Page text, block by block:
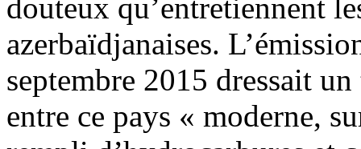
douteux qu’entretiennent
azerbaïdjanaises.
septembre 2015 dressait
entre ce pays « moderne,